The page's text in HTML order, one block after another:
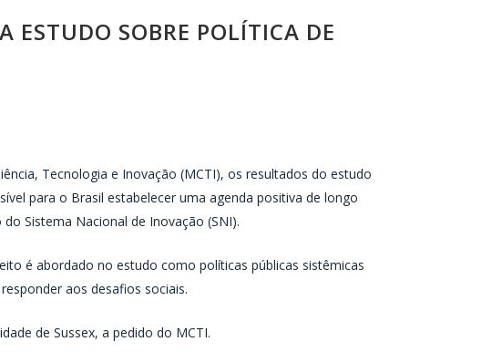
SOBRE POLÍTICA DE
Tecnologia e Inovação (MCTI), os resultados do estudo
para o Brasil estabelecer uma agenda positiva de longo
Sistema Nacional de Inovação (SNI).
é abordado no estudo como políticas públicas sistêmicas
aos desafios sociais.
de Sussex, a pedido do MCTI.